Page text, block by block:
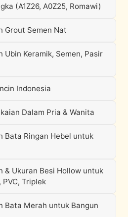
(A1Z26, A0Z25, Romawi)
Grout Semen Nat
Ubin Keramik, Semen, Pasir
Indonesia
Dalam Pria & Wanita
Bata Ringan Hebel untuk
& Ukuran Besi Hollow untuk
PVC, Triplek
Bata Merah untuk Bangun